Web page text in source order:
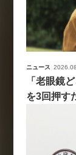
ニュース
「老眼鏡
を3回押す